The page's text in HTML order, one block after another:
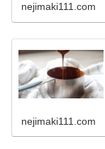
nejimaki111.com
nejimaki111.com